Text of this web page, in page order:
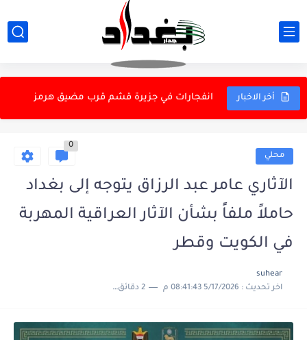
أخر الاخبار
عمليات أمنية في بغداد وبابل وكركوك تسفر عن اعتقالات متنوعة
انفجارات في جزيرة قشم قرب مضيق هرمز
الزوراء يتعادل سلبياً مع الترسانة المصري ودياً
مصدر يكشف موعد ختام دوري نجوم العراق
محلي
0
الآثاري عامر عبد الرزاق يتوجه إلى بغداد
حاملاً ملفاً بشأن الآثار العراقية المهربة
في الكويت وقطر
suhear
اخر تحديث : 5/17/2026 08:41:43 م 2 دقائق للقراءة